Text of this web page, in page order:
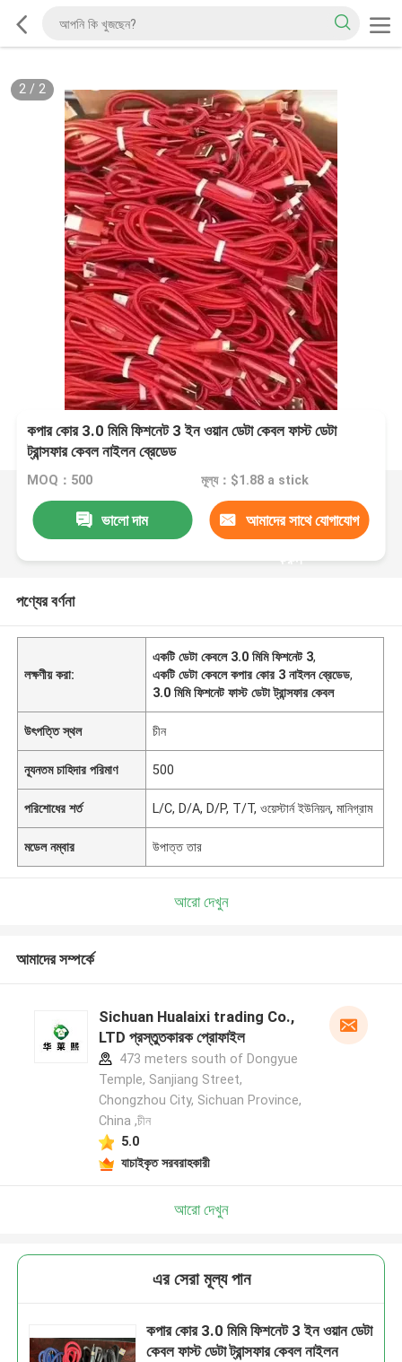
2/ 2
কপার কোর 3.0 মিমি ফিশনেট 3 ইন ওয়ান ডেটা কেবল ফাস্ট ডেটা
ট্রান্সফার কেবল নাইলন ব্রেডেড
MOQ：500 মূল্য：$1.88 a stick
ভালো দাম আমাদের সাথে যোগাযোগ
করুন
পণ্যের বর্ণনা
লক্ষণীয় করা:
একটি ডেটা কেবলে 3.0 মিমি ফিশনেট 3,
একটি ডেটা কেবলে কপার কোর 3 নাইলন ব্রেডেড,
3.0 মিমি ফিশনেট ফাস্ট ডেটা ট্রান্সফার কেবল
উৎপত্তি স্থল চীন
ন্যূনতম চাহিদার পরিমাণ 500
পরিশোধের শর্ত L/C, D/A, D/P, T/T, ওয়েস্টার্ন ইউনিয়ন, মানিগ্রাম
মডেল নম্বার উপাত্ত তার
আরো দেখুন
আমাদের সম্পর্কে
Sichuan Hualaixi trading Co.,
LTD প্রস্তুতকারক প্রোফাইল
473 meters south of Dongyue
Temple, Sanjiang Street,
Chongzhou City, Sichuan Province,
China ,চীন
5.0
যাচাইকৃত সরবরাহকারী
আরো দেখুন
এর সেরা মূল্য পান
কপার কোর 3.0 মিমি ফিশনেট 3 ইন ওয়ান ডেটা
কেবল ফাস্ট ডেটা ট্রান্সফার কেবল নাইলন